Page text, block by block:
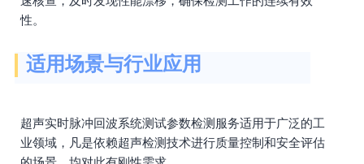
性。
适用场景与行业应用
超声实时脉冲回波系统测试参数检测服务适用于广泛的工
业领域，凡是依赖超声检测技术进行质量控制和安全评估